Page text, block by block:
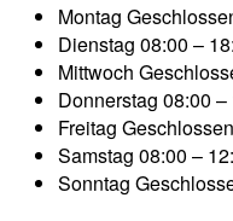
Montag
Dienstag 08:00 –
Mittwoch
Donnerstag 08:00 –
Freitag Geschlossen
Samstag 08:00 –
Sonntag